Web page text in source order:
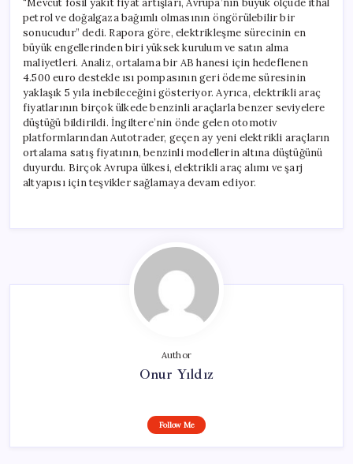
petrol ve doğalgaza bağımlı olmasının öngörülebilir bir
sonucudur” dedi. Rapora göre, elektrikleşme sürecinin en
büyük engellerinden biri yüksek kurulum ve satın alma
maliyetleri. Analiz, ortalama bir AB hanesi için hedeflenen
4.500 euro destekle ısı pompasının geri ödeme süresinin
yaklaşık 5 yıla inebileceğini gösteriyor. Ayrıca, elektrikli araç
fiyatlarının birçok ülkede benzinli araçlarla benzer seviyelere
düştüğü bildirildi. İngiltere’nin önde gelen otomotiv
platformlarından Autotrader, geçen ay yeni elektrikli araçların
ortalama satış fiyatının, benzinli modellerin altına düştüğünü
duyurdu. Birçok Avrupa ülkesi, elektrikli araç alımı ve şarj
altyapısı için teşvikler sağlamaya devam ediyor.
Author
Onur Yıldız
Follow Me